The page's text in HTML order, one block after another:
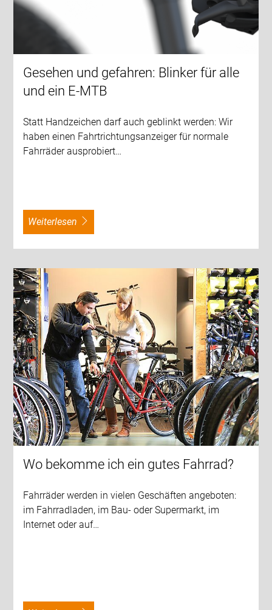
Gesehen und gefahren: Blinker für alle
und ein E-MTB
Statt Handzeichen darf auch geblinkt werden: Wir
haben einen Fahrtrichtungsanzeiger für normale
Fahrräder ausprobiert…
weiterlesen
Wo bekomme ich ein gutes Fahrrad?
Fahrräder werden in vielen Geschäften angeboten:
im Fahrradladen, im Bau- oder Supermarkt, im
Internet oder auf…